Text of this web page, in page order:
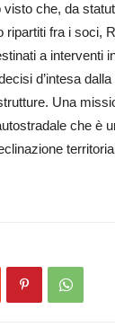
che, da
ripartiti fra i soci,
a interventi
d’intesa
Una
che è